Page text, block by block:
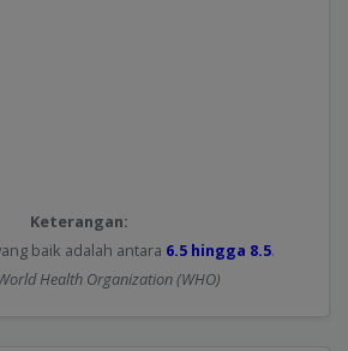
Keterangan:
baik adalah antara 6.5 hingga 8.5.
Health Organization (WHO)